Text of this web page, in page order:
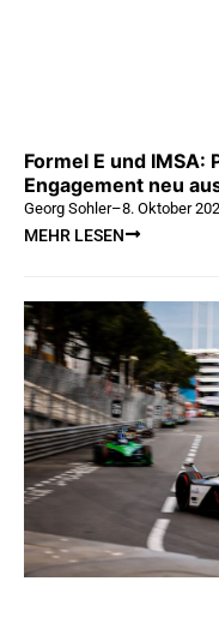
Formel E und
Engagement neu
Georg Sohler–8. Oktober
MEHR LESEN